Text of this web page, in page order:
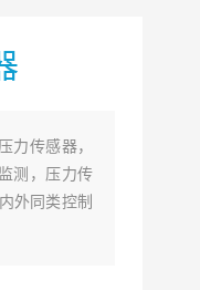
力传感器，
测，压力传
外同类控制